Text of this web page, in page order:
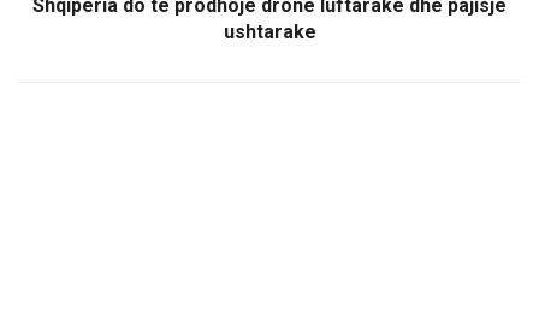
Shqipëria do të prodhojë dronë luftarakë dhe pajisje
ushtarake